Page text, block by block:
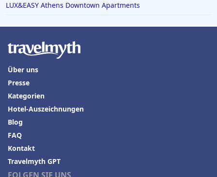
LUX&EASY Athens Downtown Apartments
Über uns
Presse
Kategorien
Hotel-Auszeichnungen
Blog
FAQ
Kontakt
Travelmyth GPT